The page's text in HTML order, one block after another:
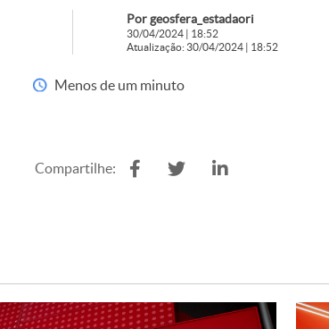
Por geosfera_estadaori
30/04/2024 | 18:52
Atualização: 30/04/2024 | 18:52
Menos de um minuto
Compartilhe: